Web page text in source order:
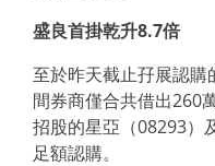
盛良首掛乾升8.7倍
至於昨天截止孖展認
間券商僅合共借出260
招股的星亞（08293）
足額認購。